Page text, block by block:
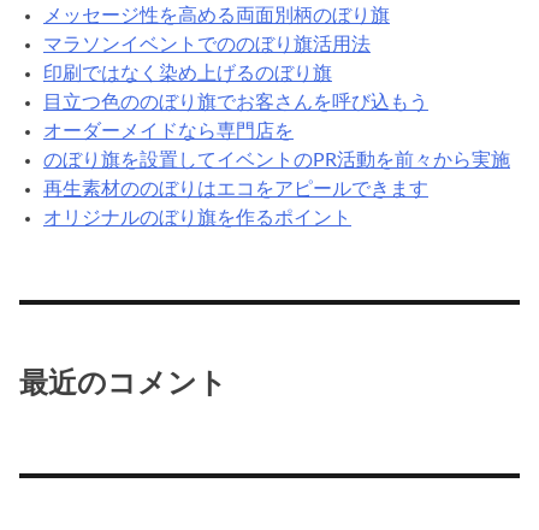
メッセージ性を高める両面別柄のぼり旗
マラソンイベントでののぼり旗活用法
印刷ではなく染め上げるのぼり旗
目立つ色ののぼり旗でお客さんを呼び込もう
オーダーメイドなら専門店を
のぼり旗を設置してイベントのPR活動を前々から実施
再生素材ののぼりはエコをアピールできます
オリジナルのぼり旗を作るポイント
最近のコメント